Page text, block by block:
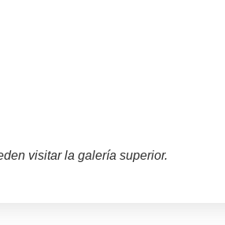
visitar la galería superior.